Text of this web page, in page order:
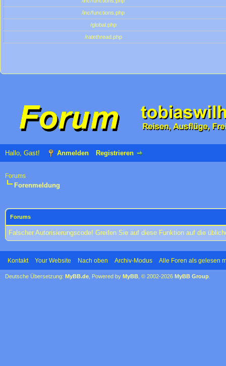
/inc/functions.php
/global.php
/ratethread.php
Hallo, Gast! Anmelden Registrieren
Forums
Forenmeldung
Forums
Falscher Autorisierungscode! Greifen Sie auf diese Funktion auf die
Kontakt Your Website Nach oben Archiv-Modus Alle Foren als gelesen
Deutsche Übersetzung: MyBB.de , Powered by MyBB , © 2002-2026 MyBB Group